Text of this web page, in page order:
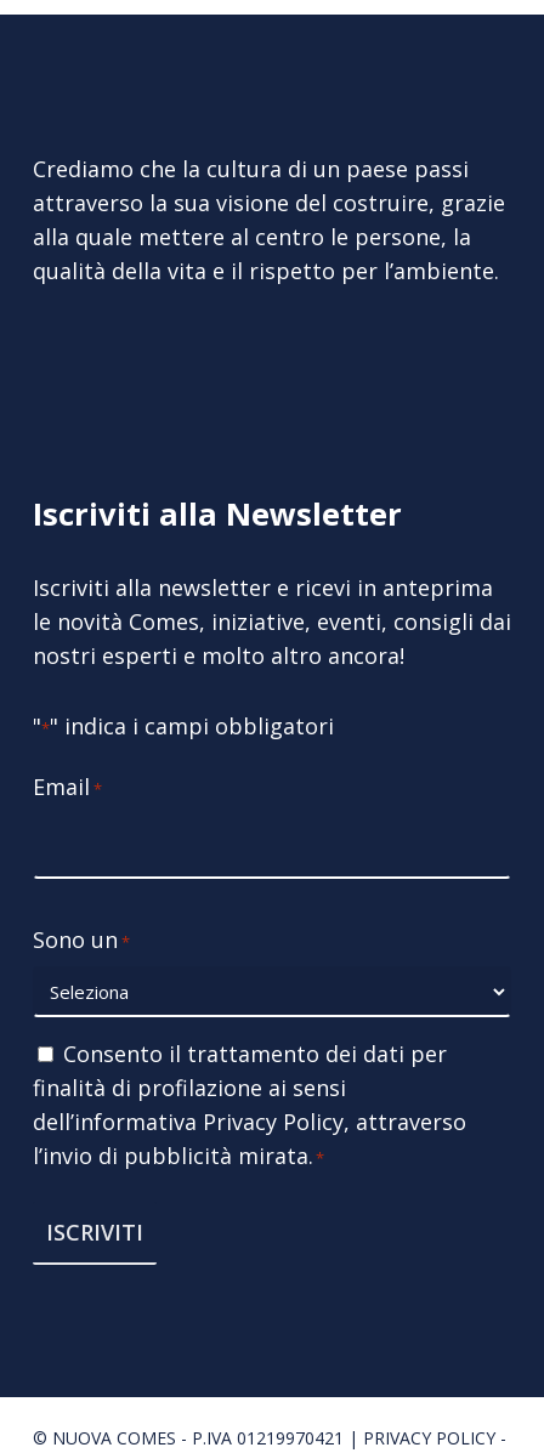
Crediamo che la cultura di un paese passi
attraverso la sua visione del costruire, grazie
alla quale mettere al centro le persone, la
qualità della vita e il rispetto per l’ambiente.
Iscriviti alla Newsletter
Iscriviti alla newsletter e ricevi in anteprima
le novità Comes, iniziative, eventi, consigli dai
nostri esperti e molto altro ancora!
"*" indica i campi obbligatori
Email *
Sono un *
Consenso
*
Consento il trattamento dei dati per
finalità di profilazione ai sensi
dell’informativa Privacy Policy, attraverso
l’invio di pubblicità mirata.*
© NUOVA COMES - P.IVA 01219970421 | PRIVACY POLICY-